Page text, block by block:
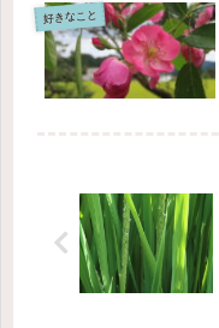
好きなこと